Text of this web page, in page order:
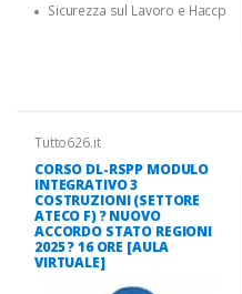
Sicurezza sul Lavoro e Haccp
Tutto626.it
CORSO DL-RSPP MODULO
INTEGRATIVO 3
COSTRUZIONI (SETTORE
ATECO F) ? NUOVO
ACCORDO STATO REGIONI
2025 ? 16 ORE [AULA
VIRTUALE]